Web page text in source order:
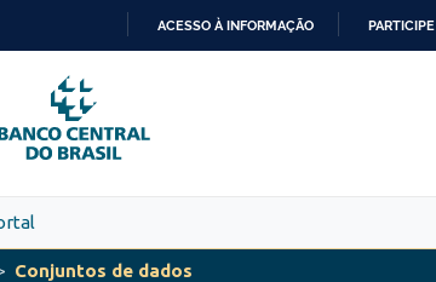
PARA
O
CONTEÚDO
ACESSO À INFORMAÇÃO PARTICIPE
Conjuntos de dados